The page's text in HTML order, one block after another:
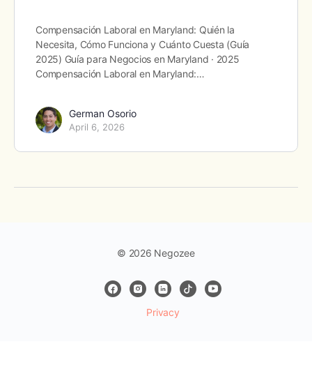
Compensación Laboral en Maryland: Quién la
Necesita, Cómo Funciona y Cuánto Cuesta (Guía
2025) Guía para Negocios en Maryland · 2025
Compensación Laboral en Maryland:…
German Osorio
April 6, 2026
© 2026 Negozee
Privacy